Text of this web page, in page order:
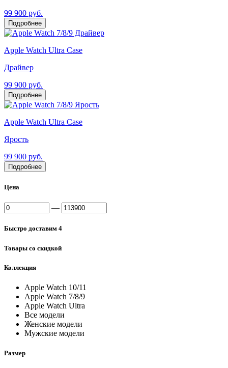
99 900 руб.
Подробнее
Apple Watch Ultra Case
Драйвер
99 900 руб.
Подробнее
Apple Watch Ultra Case
Ярость
99 900 руб.
Подробнее
Цена
—
Быстро доставим 4
Товары со скидкой
Коллекция
Apple Watch 10/11
Apple Watch 7/8/9
Apple Watch Ultra
Все модели
Женские модели
Мужские модели
Размер